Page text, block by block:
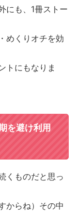
にも、1冊ストー
めくりオチを効
トにもなりま
を避け利用
くものだと思っ
からね）その中